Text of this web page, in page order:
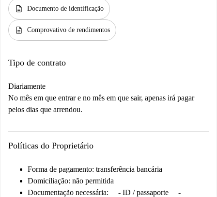
description Documento de identificação
description Comprovativo de rendimentos
Tipo de contrato
Diariamente
No mês em que entrar e no mês em que sair, apenas irá pagar
pelos dias que arrendou.
Políticas do Proprietário
Forma de pagamento: transferência bancária
Domiciliação: não permitida
Documentação necessária: - ID / passaporte -